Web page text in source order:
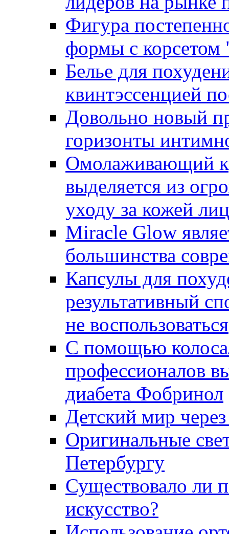
Фигура
формы с корсетом
Белье для
квинтэссенцией
Довольно новый
горизонты
Омолаживающий
выделяется из
уходу за кожей
Miracle Glow
большинства
Капсулы для
результативный
не воспользоваться
С помощью
профессионалов
диабета Фобринол
Детский мир
Оригинальные
Петербургу
Существовало ли
искусство?